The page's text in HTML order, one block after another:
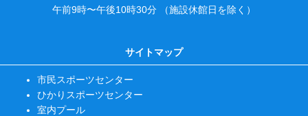
午前9時〜午後10時30分 （施設休館日を除く）
サイトマップ
市民スポーツセンター
ひかりスポーツセンター
室内プール